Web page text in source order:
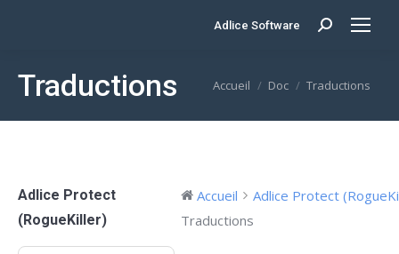
Adlice Software Search:
Traductions Vous êtes ici :
Accueil Doc Traductions
Adlice Protect
(RogueKiller)
Accueil
Adlice Protect
Traductions